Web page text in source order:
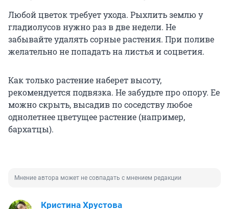
Любой цветок требует ухода. Рыхлить землю у
гладиолусов нужно раз в две недели. Не
забывайте удалять сорные растения. При поливе
желательно не попадать на листья и соцветия.
Как только растение наберет высоту,
рекомендуется подвязка. Не забудьте про опору. Ее
можно скрыть, высадив по соседству любое
однолетнее цветущее растение (например,
бархатцы).
Мнение автора может не совпадать с мнением редакции
Кристина Хрустова